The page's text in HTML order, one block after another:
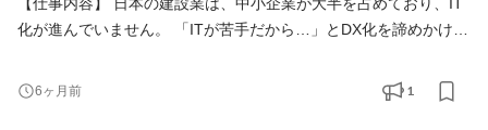
化が進んでいません。 「ITが苦手だから…」とDX化を諦めかけて
ことが私たちのミッションです。 ARR成長率125%以上の成長率
を誇る本ポジションは、さらなる事業拡大に向け、新設部署であ
6ヶ月前 1